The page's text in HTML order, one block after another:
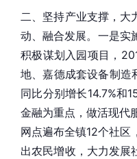
二、坚持产业支撑，大
动、融合发展。一是实
积极谋划入园项目，
地、嘉德成套设备制造
同比分别增长14.7%和
金融为重点，做活现代
网点遍布全镇12个社
出农民增收，大力发展